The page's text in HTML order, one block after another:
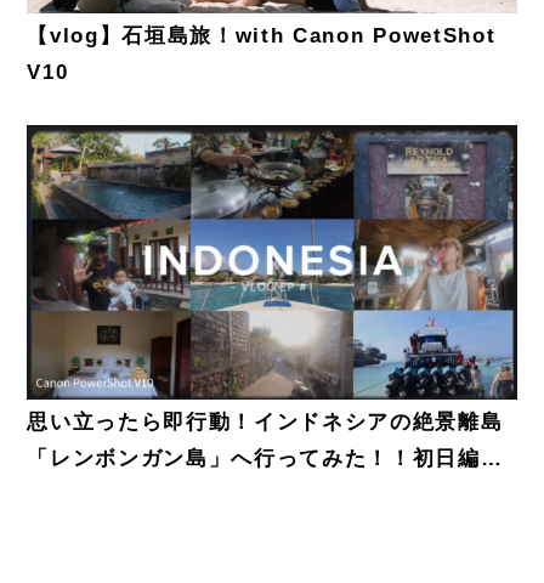
【vlog】石垣島旅！with Canon PowetShot
V10
思い立ったら即行動！インドネシアの絶景離島
「レンボンガン島」へ行ってみた！！初日編